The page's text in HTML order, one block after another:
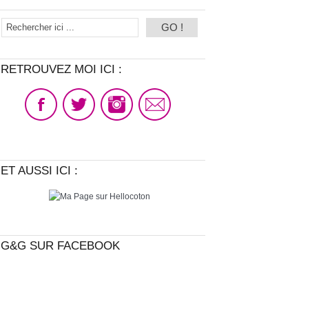
RETROUVEZ MOI ICI :
ET AUSSI ICI :
G&G SUR FACEBOOK